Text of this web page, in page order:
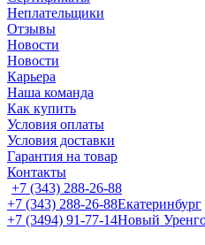
Неплательщики
Отзывы
Новости
Новости
Карьера
Наша команда
Как купить
Условия оплаты
Условия доставки
Гарантия на товар
Контакты
+7 (343) 288-26-88
+7 (343) 288-26-88Екатеринбург
+7 (3494) 91-77-14Новый